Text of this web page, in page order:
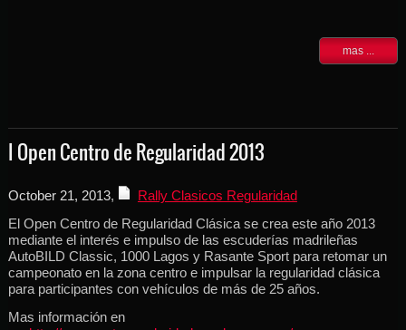
mas ...
I Open Centro de Regularidad 2013
October 21, 2013,
Rally Clasicos Regularidad
El Open Centro de Regularidad Clásica se crea este año 2013
mediante el interés e impulso de las escuderías madrileñas
AutoBILD Classic, 1000 Lagos y Rasante Sport para retomar un
campeonato en la zona centro e impulsar la regularidad clásica
para participantes con vehículos de más de 25 años.
Mas información en